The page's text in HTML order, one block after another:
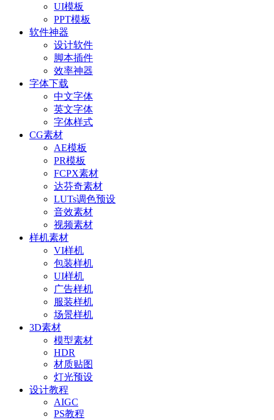
UI模板
PPT模板
软件神器
设计软件
脚本插件
效率神器
字体下载
中文字体
英文字体
字体样式
CG素材
AE模板
PR模板
FCPX素材
达芬奇素材
LUTs调色预设
音效素材
视频素材
样机素材
VI样机
包装样机
UI样机
广告样机
服装样机
场景样机
3D素材
模型素材
HDR
材质贴图
灯光预设
设计教程
AIGC
PS教程